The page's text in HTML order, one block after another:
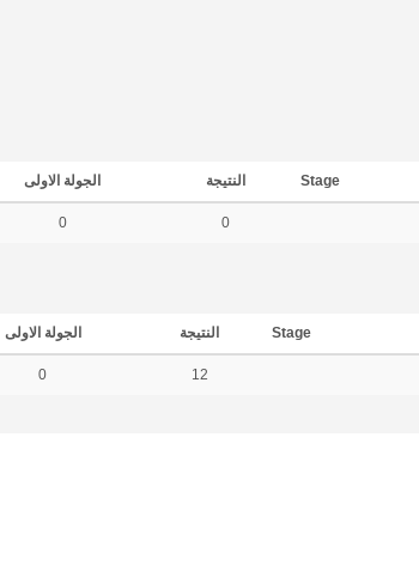
Stage النتيجة الجولة الاولى
0
0
Stage النتيجة الجولة الاولى
12
0